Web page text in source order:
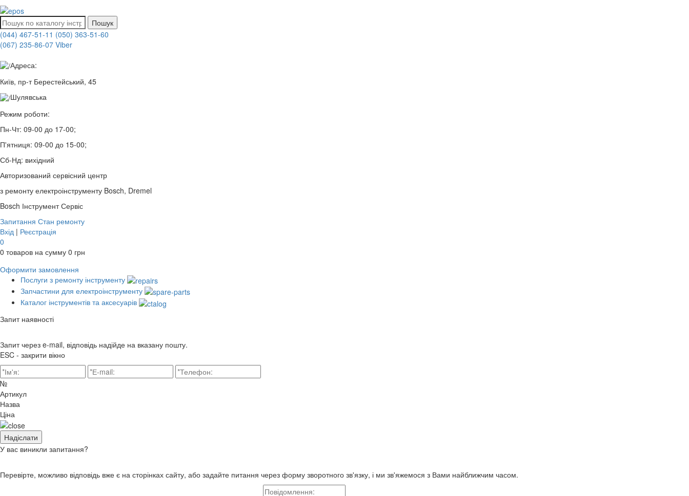
Пошук
(044) 467-51-11 (050) 363-51-60
(067) 235-86-07 Viber
Адреса:
Київ, пр-т Берестейський, 45
Шулявська
Режим роботи:
Пн-Чт: 09-00 до 17-00;
П'ятниця: 09-00 до 15-00;
Сб-Нд: вихідний
Авторизований сервісний центр
з ремонту електроінструменту Bosch, Dremel
Bosch Інструмент Сервіс
Запитання Стан ремонту
Вхід | Реєстрація
0
0 товаров на сумму 0 грн
Оформити замовлення
Послуги з ремонту інструменту
Запчастини для електроінструменту
Каталог інструментів та аксесуарів
Запит наявності
Запит через e-mail, відповідь надійде на вказану пошту.
ESC - закрити вікно
№
Артикул
Назва
Ціна
У вас виникли запитання?
Перевірте, можливо відповідь вже є на сторінках сайту, або задайте питання через форму зворотного зв'язку, і ми зв'яжемося з Вами найближчим часом.